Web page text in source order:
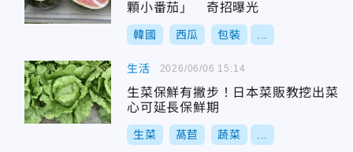
顆小番茄」 奇招曝光
韓國 西瓜 包裝
生活
生菜保鮮有撇步！日本菜販教挖出菜
心可延長保鮮期
生菜 萵苣 蔬菜
2026/06/06 15:14